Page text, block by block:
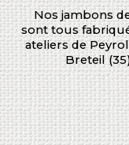
Nos jambons
sont tous
ateliers de
Breteil